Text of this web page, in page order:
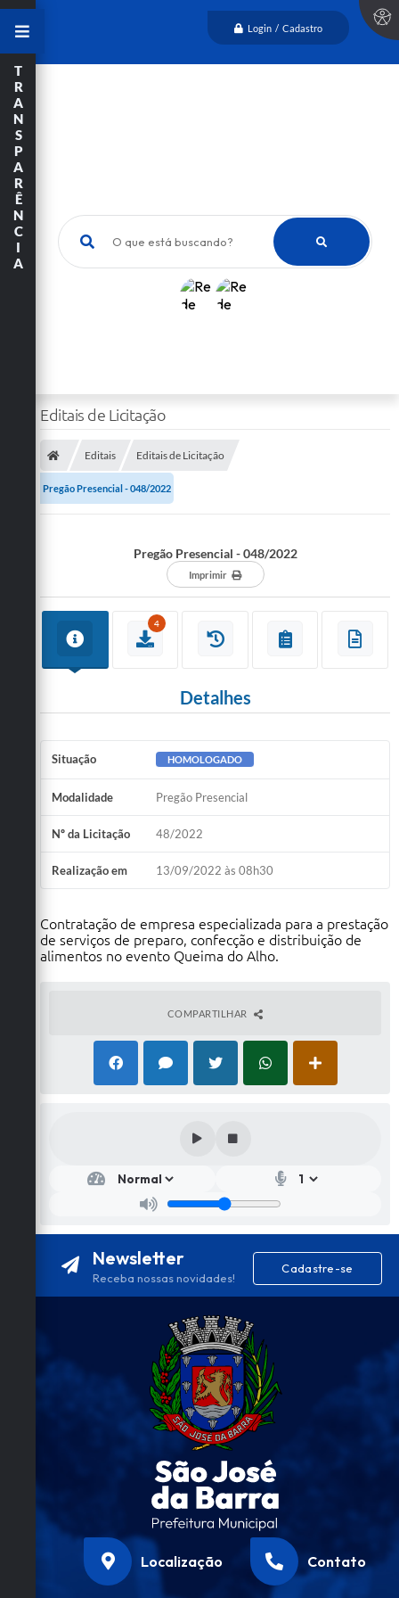
Login / Cadastro
O que está buscando?
T
R
A
N
S
P
A
R
Ê
N
C
I
A
Editais de Licitação
Editais Editais de Licitação
Pregão Presencial - 048/2022
Pregão Presencial - 048/2022
Imprimir
4
Detalhes
Situação HOMOLOGADO
Modalidade Pregão Presencial
Nº da Licitação 48/2022
Realização em 13/09/2022 às 08h30
Contratação de empresa especializada para a prestação
de serviços de preparo, confecção e distribuição de
alimentos no evento Queima do Alho.
COMPARTILHAR
Newsletter
Receba nossas novidades!
Cadastre-se
Localização Contato